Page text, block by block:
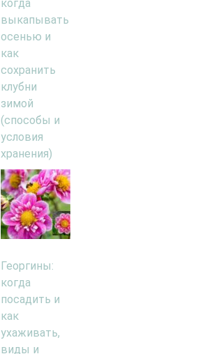
когда
выкапывать
осенью и
как
сохранить
клубни
зимой
(способы и
условия
хранения)
Георгины:
когда
посадить и
как
ухаживать,
виды и